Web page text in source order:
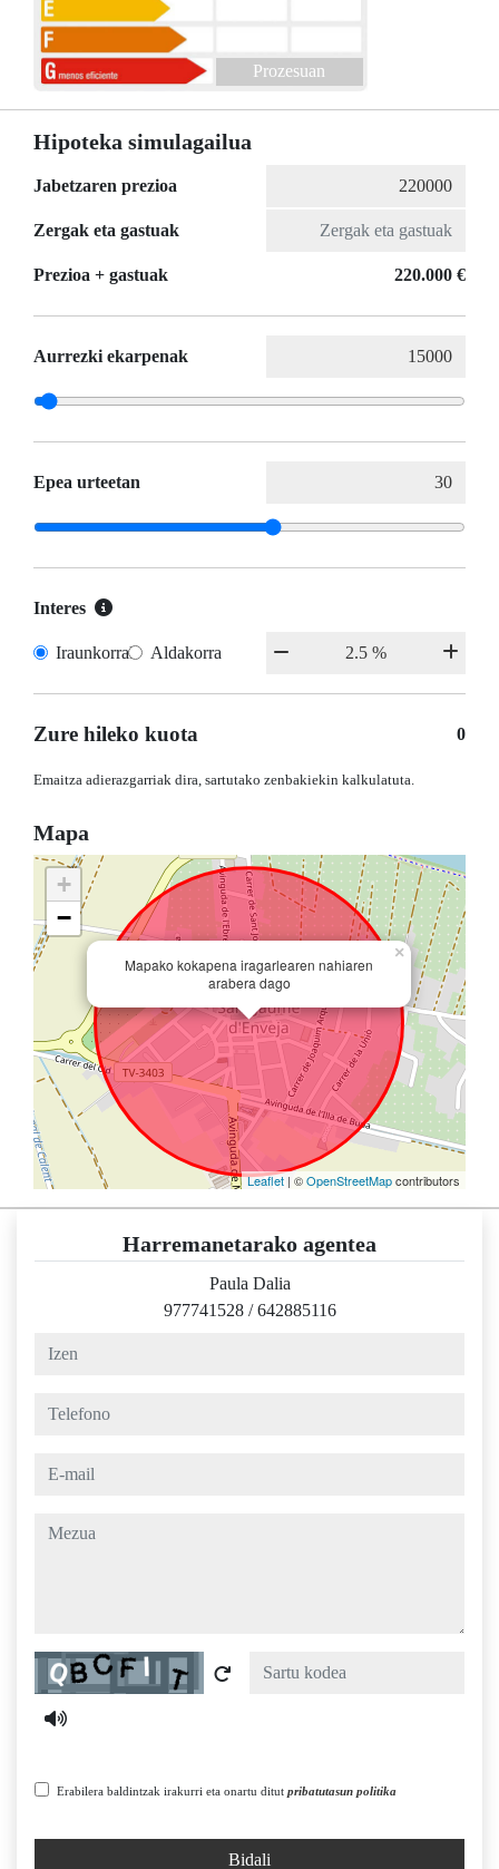
Prozesuan
Hipoteka simulagailua
Jabetzaren prezioa
Zergak eta gastuak
Prezioa + gastuak 220.000 €
Aurrezki ekarpenak
Epea urteetan
Interes
Iraunkorrak Aldakorra
Zure hileko kuota 0
Emaitza adierazgarriak dira, sartutako zenbakiekin kalkulatuta.
Mapa
Mapako kokapena iragarlearen nahiaren
arabera dago
×
+
−
Leaflet | ©OpenStreetMapcontributors
Harremanetarako agentea
Paula Dalia
977741528 /642885116
izen
telefono
e-mail
mezua
Captcha
Erabilera baldintzak irakurri eta onartu ditut pribatutasun politika
Bidali